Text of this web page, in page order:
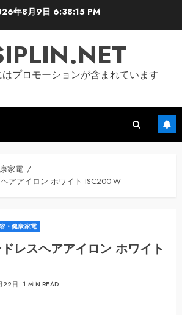
年8月9日 6:38:15 PM
プロモーションが含まれています
家電
アアイロン ホワイト ISC200-W
・健康家電
レスヘアアイロン ホワイト
22日 1 MIN READ